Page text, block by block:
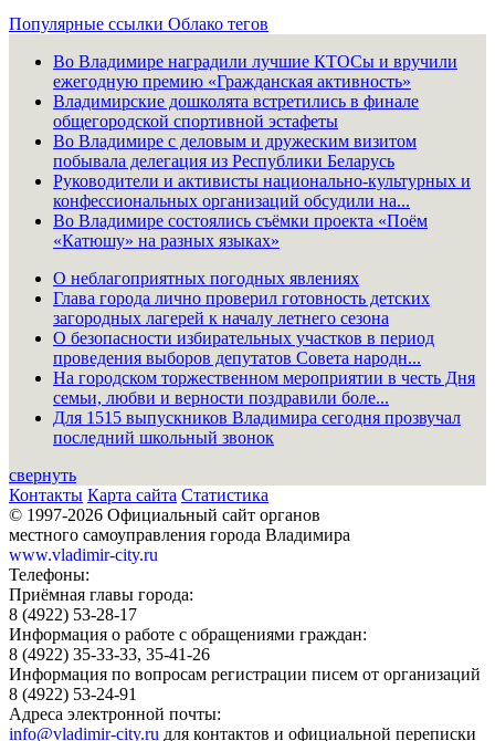
Популярные ссылки Облако тегов
Во Владимире наградили лучшие КТОСы и вручили
ежегодную премию «Гражданская активность»
Владимирские дошколята встретились в финале
общегородской спортивной эстафеты
Во Владимире с деловым и дружеским визитом
побывала делегация из Республики Беларусь
Руководители и активисты национально-культурных и
конфессиональных организаций обсудили на...
Во Владимире состоялись съёмки проекта «Поём
«Катюшу» на разных языках»
О неблагоприятных погодных явлениях
Глава города лично проверил готовность детских
загородных лагерей к началу летнего сезона
О безопасности избирательных участков в период
проведения выборов депутатов Совета народн...
На городском торжественном мероприятии в честь Дня
семьи, любви и верности поздравили боле...
Для 1515 выпускников Владимира сегодня прозвучал
последний школьный звонок
свернуть
Контакты Карта сайта Статистика
© 1997-2026 Официальный сайт органов
местного самоуправления города Владимира
www.vladimir-city.ru
Телефоны:
Приёмная главы города:
8 (4922) 53-28-17
Информация о работе с обращениями граждан:
8 (4922) 35-33-33, 35-41-26
Информация по вопросам регистрации писем от организаций
8 (4922) 53-24-91
Адреса электронной почты:
info@vladimir-city.ru для контактов и официальной переписки